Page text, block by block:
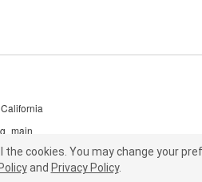
the cookies.You may change your
PolicyandPrivacy Policy
the cookies. You may change your
and Privacy Policy.